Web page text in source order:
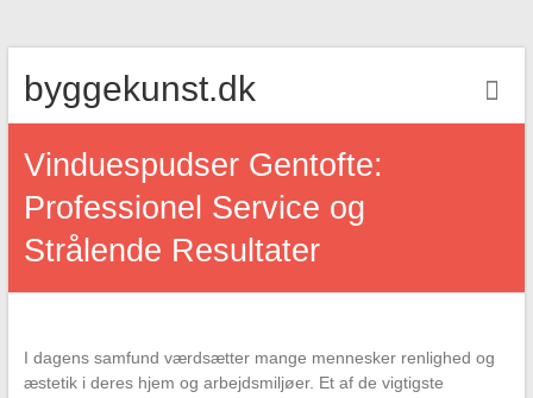
content
byggekunst.dk
Vinduespudser Gentofte:
Professionel Service og
Strålende Resultater
I dagens samfund værdsætter mange mennesker renlighed og
æstetik i deres hjem og arbejdsmiljøer. Et af de vigtigste